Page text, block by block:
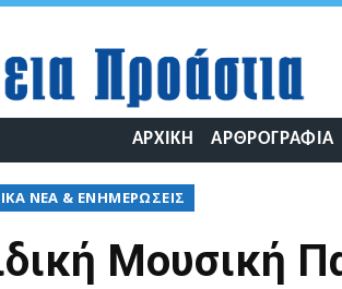
ΑΡΧΙΚΉ ΑΡΘΡΟΓΡΑΦΊΑ
ΝΈΑ & ΕΝΗΜΕΡΏΣΕΙΣ
Μουσική